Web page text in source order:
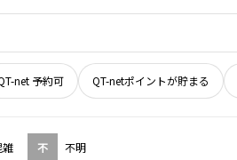
net 予約可 QT-netポイントが貯まる
雑 不 不明